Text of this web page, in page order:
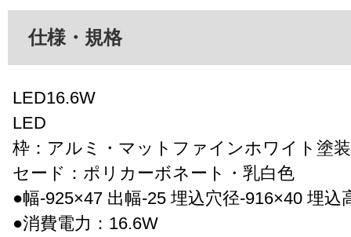
仕様・規格
LED16.6W
LED
枠：アルミ・マットファインホワイト塗装
セード：ポリカーボネート・乳白色
●幅-925×47 出幅-25 埋込穴径-916×40 埋込
●消費電力：16.6W